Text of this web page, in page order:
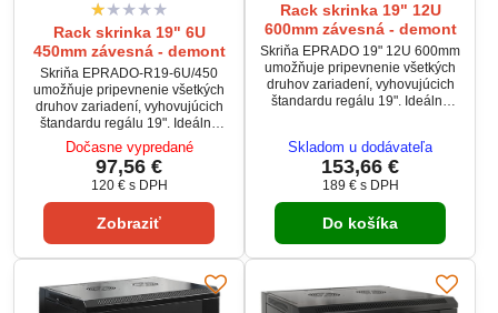
Rack skrinka 19" 6U
450mm závesná - demont
Skriňa EPRADO-R19-6U/450
umožňuje pripevnenie všetkých
druhov zariadení, vyhovujúcich
štandardu regálu 19". Ideálne
riešenie pre inštalácie DVR,
napájacích jednotiek,
rozbočovačov, hlavných staníc,
sieťových zariadení, atď.
Dočasne vypredané
97,56 €
120 € s DPH
Zobraziť
Rack skrinka 19" 12U
600mm závesná - demont
Skriňa EPRADO 19" 12U 600mm
umožňuje pripevnenie všetkých
druhov zariadení, vyhovujúcich
štandardu regálu 19". Ideálne
rozbočovačov, hlavných staníc,
sieťových zariadení, atď.
Skladom u dodávateľa
153,66 €
189 € s DPH
Do košíka